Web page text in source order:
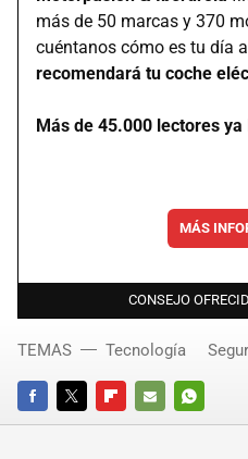
más de 50 marcas y 370
cuéntanos cómo es tu día
recomendará tu coche
Más de 45.000 lectores
MÁS
CONSEJO
FACEBOOKTWITTERFLIPBOARD
E-
WHATSAPP
TEMAS Tecnología